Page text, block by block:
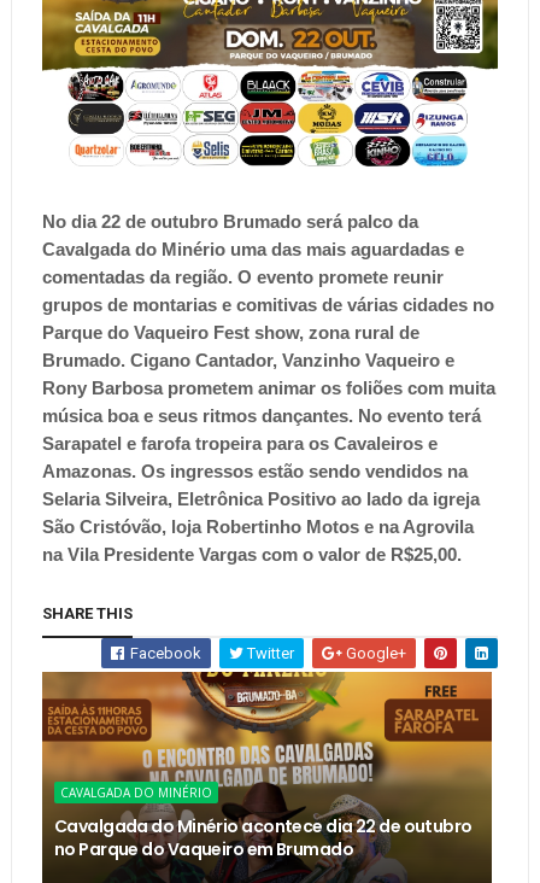
No dia 22 de outubro Brumado será palco da
Cavalgada do Minério uma das mais aguardadas e
comentadas da região. O evento promete reunir
grupos de montarias e comitivas de várias cidades no
Parque do Vaqueiro Fest show, zona rural de
Brumado. Cigano Cantador, Vanzinho Vaqueiro e
Rony Barbosa prometem animar os foliões com muita
música boa e seus ritmos dançantes. No evento terá
Sarapatel e farofa tropeira para os Cavaleiros e
Amazonas. Os ingressos estão sendo vendidos na
Selaria Silveira, Eletrônica Positivo ao lado da igreja
São Cristóvão, loja Robertinho Motos e na Agrovila
na Vila Presidente Vargas com o valor de R$25,00.
SHARE THIS
Facebook Twitter Google+
CAVALGADA DO MINÉRIO
Cavalgada do Minério acontece dia 22 de outubro
no Parque do Vaqueiro em Brumado